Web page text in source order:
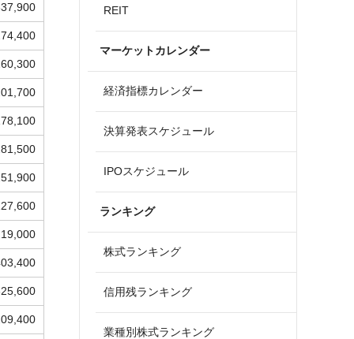
REIT
マーケットカレンダー
経済指標カレンダー
決算発表スケジュール
IPOスケジュール
ランキング
株式ランキング
信用残ランキング
業種別株式ランキング